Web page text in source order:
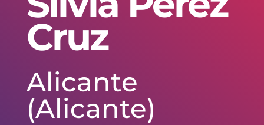
Cruz
Alicante
(Alicante)